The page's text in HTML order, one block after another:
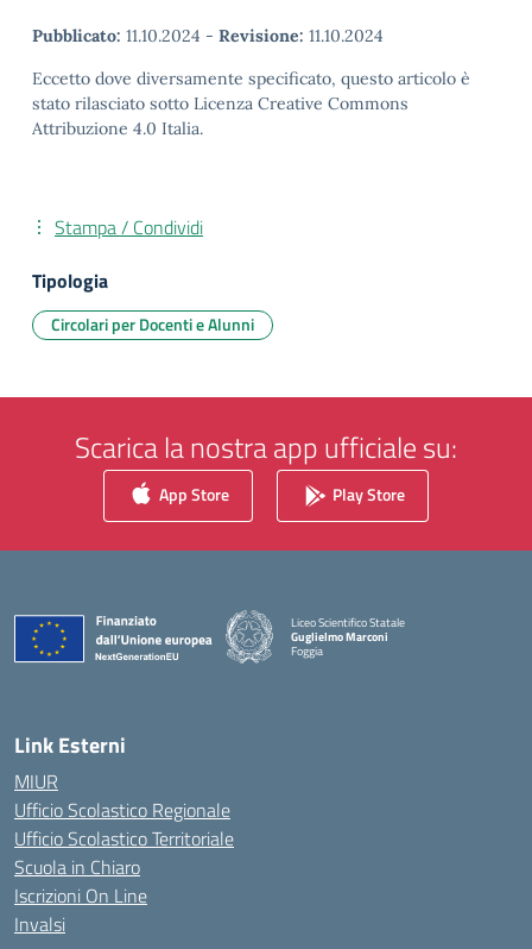
Pubblicato: 11.10.2024 - Revisione: 11.10.2024
Eccetto dove diversamente specificato, questo articolo è
stato rilasciato sotto Licenza Creative Commons
Attribuzione 4.0 Italia.
Stampa / Condividi
Tipologia
Circolari per Docenti e Alunni
Scarica la nostra app ufficiale su:
App Store Play Store
Liceo Scientifico Statale
Guglielmo Marconi
Foggia
— Visita la pagina iniziale della scuola
Link Esterni
MIUR
Ufficio Scolastico Regionale
Ufficio Scolastico Territoriale
Scuola in Chiaro
Iscrizioni On Line
Invalsi